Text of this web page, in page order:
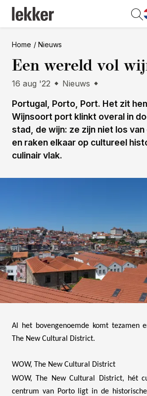
Home Nieuws
Een wereld vol
16 aug '22 Nieuws
Portugal, Porto, Port. Het zit
Wijnsoort port klinkt overal in
stad, de wijn: ze zijn niet los
en raken elkaar op cultureel
culinair vlak.
Al het bovengenoemde komt tezamen
The New Cultural District.
WOW, The New Cultural District
WOW, The New Cultural District, hét
centrum van Porto ligt in de